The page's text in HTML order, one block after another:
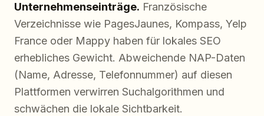
Unternehmenseinträge. Französische
Verzeichnisse wie PagesJaunes, Kompass, Yelp
France oder Mappy haben für lokales SEO
erhebliches Gewicht. Abweichende NAP-Daten
(Name, Adresse, Telefonnummer) auf diesen
Plattformen verwirren Suchalgorithmen und
schwächen die lokale Sichtbarkeit.